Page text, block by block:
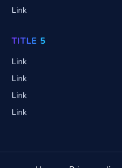
Link
TITLE 5
Link
Link
Link
Link